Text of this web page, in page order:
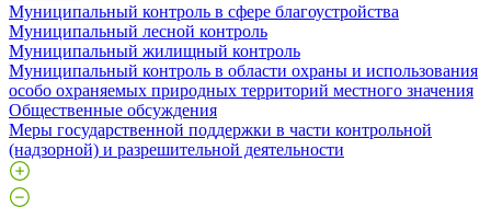
Муниципальный контроль в сфере благоустройства
Муниципальный лесной контроль
Муниципальный жилищный контроль
Муниципальный контроль в области охраны и использования
особо охраняемых природных территорий местного значения
Общественные обсуждения
Меры государственной поддержки в части контрольной
(надзорной) и разрешительной деятельности